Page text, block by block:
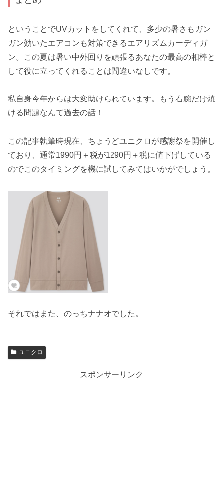
ということでUVカットをしてくれて、多少の暑さもガン
ガン効いたエアコンも対策できるエアリズムカーディガ
ン。この夏は暑い中外回りを頑張るあなたの最高の相棒と
して役に立ってくれることは間違いなしです。
私自身今年からは大変助けられています。もう右腕だけ焼
ける問題なんて過去の話！
この記事執筆時現在、ちょうどユニクロが感謝祭を開催し
ており、通常1990円＋税が1290円＋税に値下げしている
のでこのタイミングを機に試してみてはいかがでしょう。
それではまた、のっちナナオでした。
ユニクロ
スポンサーリンク